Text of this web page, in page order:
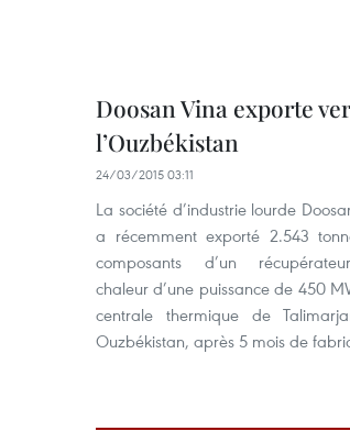
Doosan Vina exporte
l’Ouzbékistan
24/03/2015 03:11
La société d’industrie lourde
a récemment exporté 2.543
composants d’un
chaleur d’une puissance de 450
centrale thermique de
Ouzbékistan, après 5 mois de